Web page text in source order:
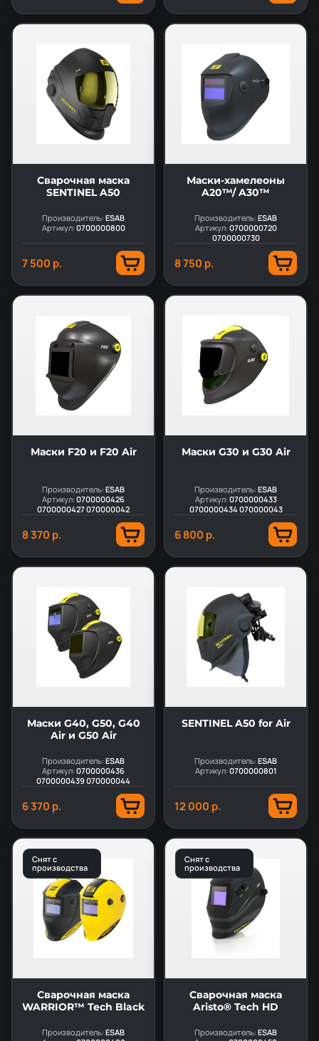
Сварочная маска
SENTINEL A50
Производитель:ESAB
Артикул:0700000800
7 500 р.
Маски-хамелеоны
A20™/ A30™
Производитель:ESAB
Артикул:0700000720
0700000730
8 750 р.
Маски F20 и F20 Air
Производитель:ESAB
Артикул:0700000426
0700000427 070000042
8 370 р.
Маски G30 и G30 Air
Производитель:ESAB
Артикул:0700000433
0700000434 070000043
6 800 р.
Маски G40, G50, G40
Air и G50 Air
Производитель:ESAB
Артикул:0700000436
0700000439 070000044
6 370 р.
SENTINEL A50 for Air
Производитель:ESAB
Артикул:0700000801
12 000 р.
Снят с
производства
Сварочная маска
WARRIOR™ Tech Black
Производитель:ESAB
Снят с
производства
Сварочная маска
Aristo® Tech HD
Производитель:ESAB